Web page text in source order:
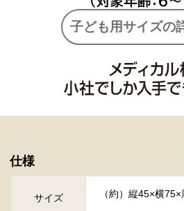
子ども用サイズの
仕様
サイズ （約）縦45×横